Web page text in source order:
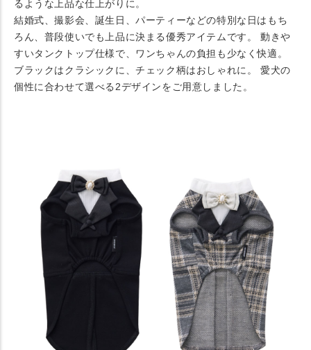
るような上品な仕上がりに。
結婚式、撮影会、誕生日、パーティーなどの特別な日はもち
ろん、普段使いでも上品に決まる優秀アイテムです。 動きや
すいタンクトップ仕様で、ワンちゃんの負担も少なく快適。
ブラックはクラシックに、チェック柄はおしゃれに。 愛犬の
個性に合わせて選べる2デザインをご用意しました。